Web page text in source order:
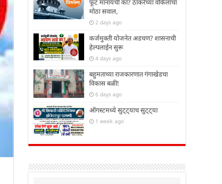
फूट मानायची का? ठाकरेंच्या वकिलांचा
मोठा सवाल,
2 days ago
कर्जमुक्ती योजनेत अडचण? शासनाची
हेल्पलाईन सुरू
4 days ago
बहुमताच्या राजकारणात गंगाखेडचा
विकास बळी!
6 days ago
ऑगस्टमध्ये सुट्ट्याच सुट्ट्या
1 week ago